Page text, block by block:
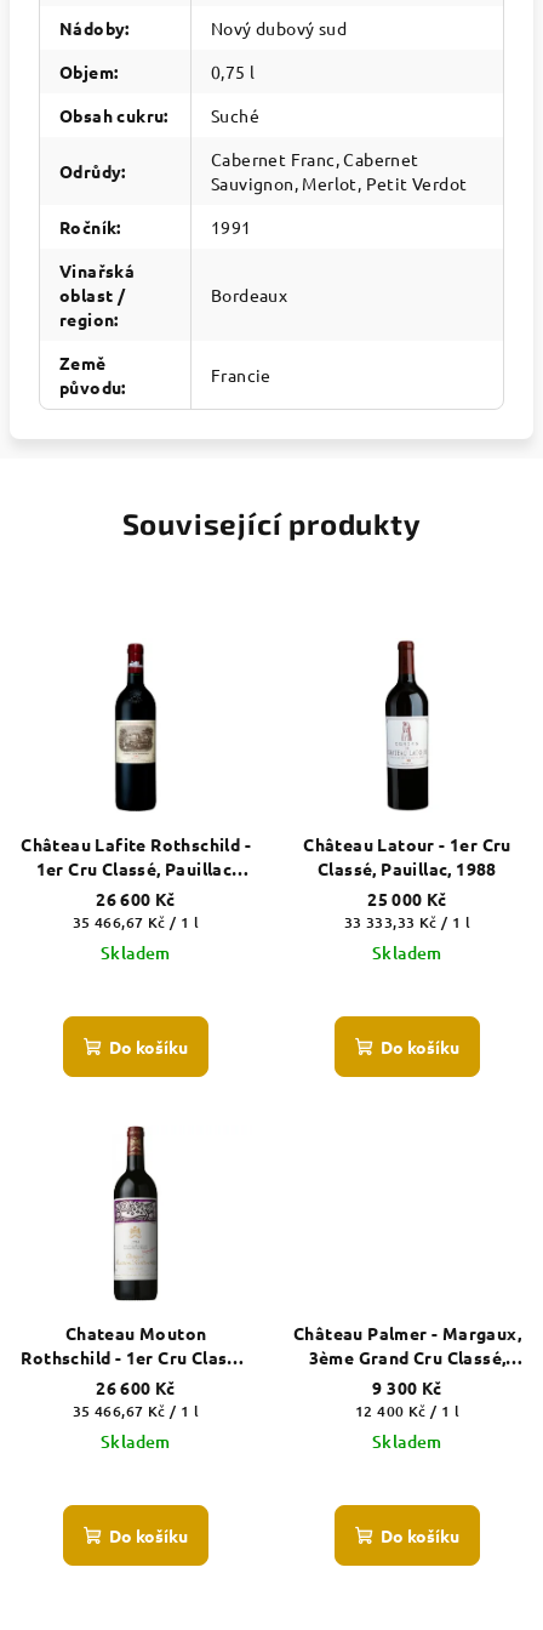
Nádoby:
Nový dubový sud
Objem:
0,75 l
Obsah cukru: Suché
Odrůdy:
Cabernet Franc, Cabernet
Sauvignon, Merlot, Petit Verdot
Ročník:
1991
Vinařská
oblast /
region:
Bordeaux
Země
původu:
Francie
Související produkty
Château Lafite Rothschild -
1er Cru Classé, Pauillac,
2002
26 600 Kč
Měrná
cena:
35 466,67 Kč / 1 l
Skladem
Do košíku
Château Latour - 1er Cru
Classé, Pauillac, 1988
25 000 Kč
Měrná
cena:
33 333,33 Kč / 1 l
Skladem
Do košíku
Chateau Mouton
Rothschild - 1er Cru Classé,
Pauillac, 1988
26 600 Kč
Měrná
cena:
35 466,67 Kč / 1 l
Skladem
Do košíku
Château Palmer - Margaux,
3ème Grand Cru Classé,
2003
9 300 Kč
Měrná
cena:
12 400 Kč / 1 l
Skladem
Do košíku